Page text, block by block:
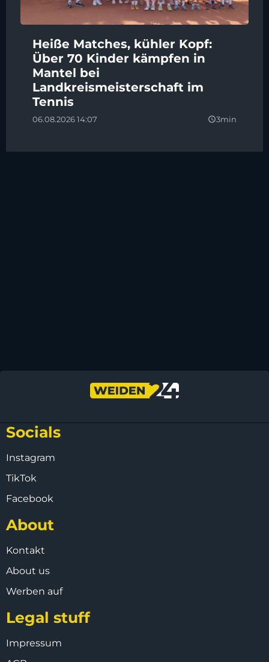
Heiße Matches, kühler Kopf:
Über 70 Kinder kämpfen in
Mantel bei
Landkreismeisterschaft im
Tennis
06.08.2026 14:07 query_builder3min
Socials
Instagram
TikTok
Facebook
About
Kontakt
About us
Werben auf
Legal stuff
Impressum